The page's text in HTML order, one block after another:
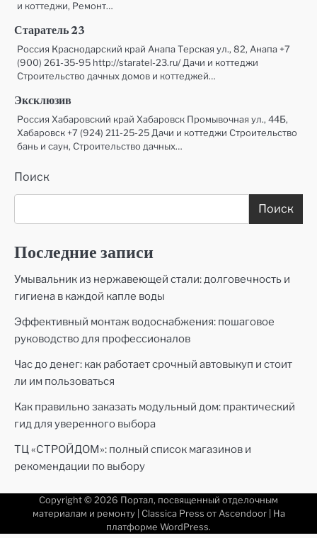
и коттеджи, Ремонт…
Старатель 23
Россия Краснодарский край Анапа Терская ул., 82, Анапа +7
(900) 261-35-95 http://staratel-23.ru/ Дачи и коттеджи
Строительство дачных домов и коттеджей…
Эксклюзив
Россия Хабаровский край Хабаровск Промывочная ул., 44Б,
Хабаровск +7 (924) 211-25-25 Дачи и коттеджи Строительство
бань и саун, Строительство дачных…
Поиск
Поиск
Последние записи
Умывальник из нержавеющей стали: долговечность и
гигиена в каждой капле воды
Эффективный монтаж водоснабжения: пошаговое
руководство для профессионалов
Час до денег: как работает срочный автовыкуп и стоит
ли им пользоваться
Как правильно заказать модульный дом: практический
гид для уверенного выбора
ТЦ «СТРОЙДОМ»: полный список магазинов и
рекомендации по выбору
Copyright © 2026 Портал, посвященный отделочным
материалам и ремонту| Classica Press от Ascendoor| На
платформе WordPress.